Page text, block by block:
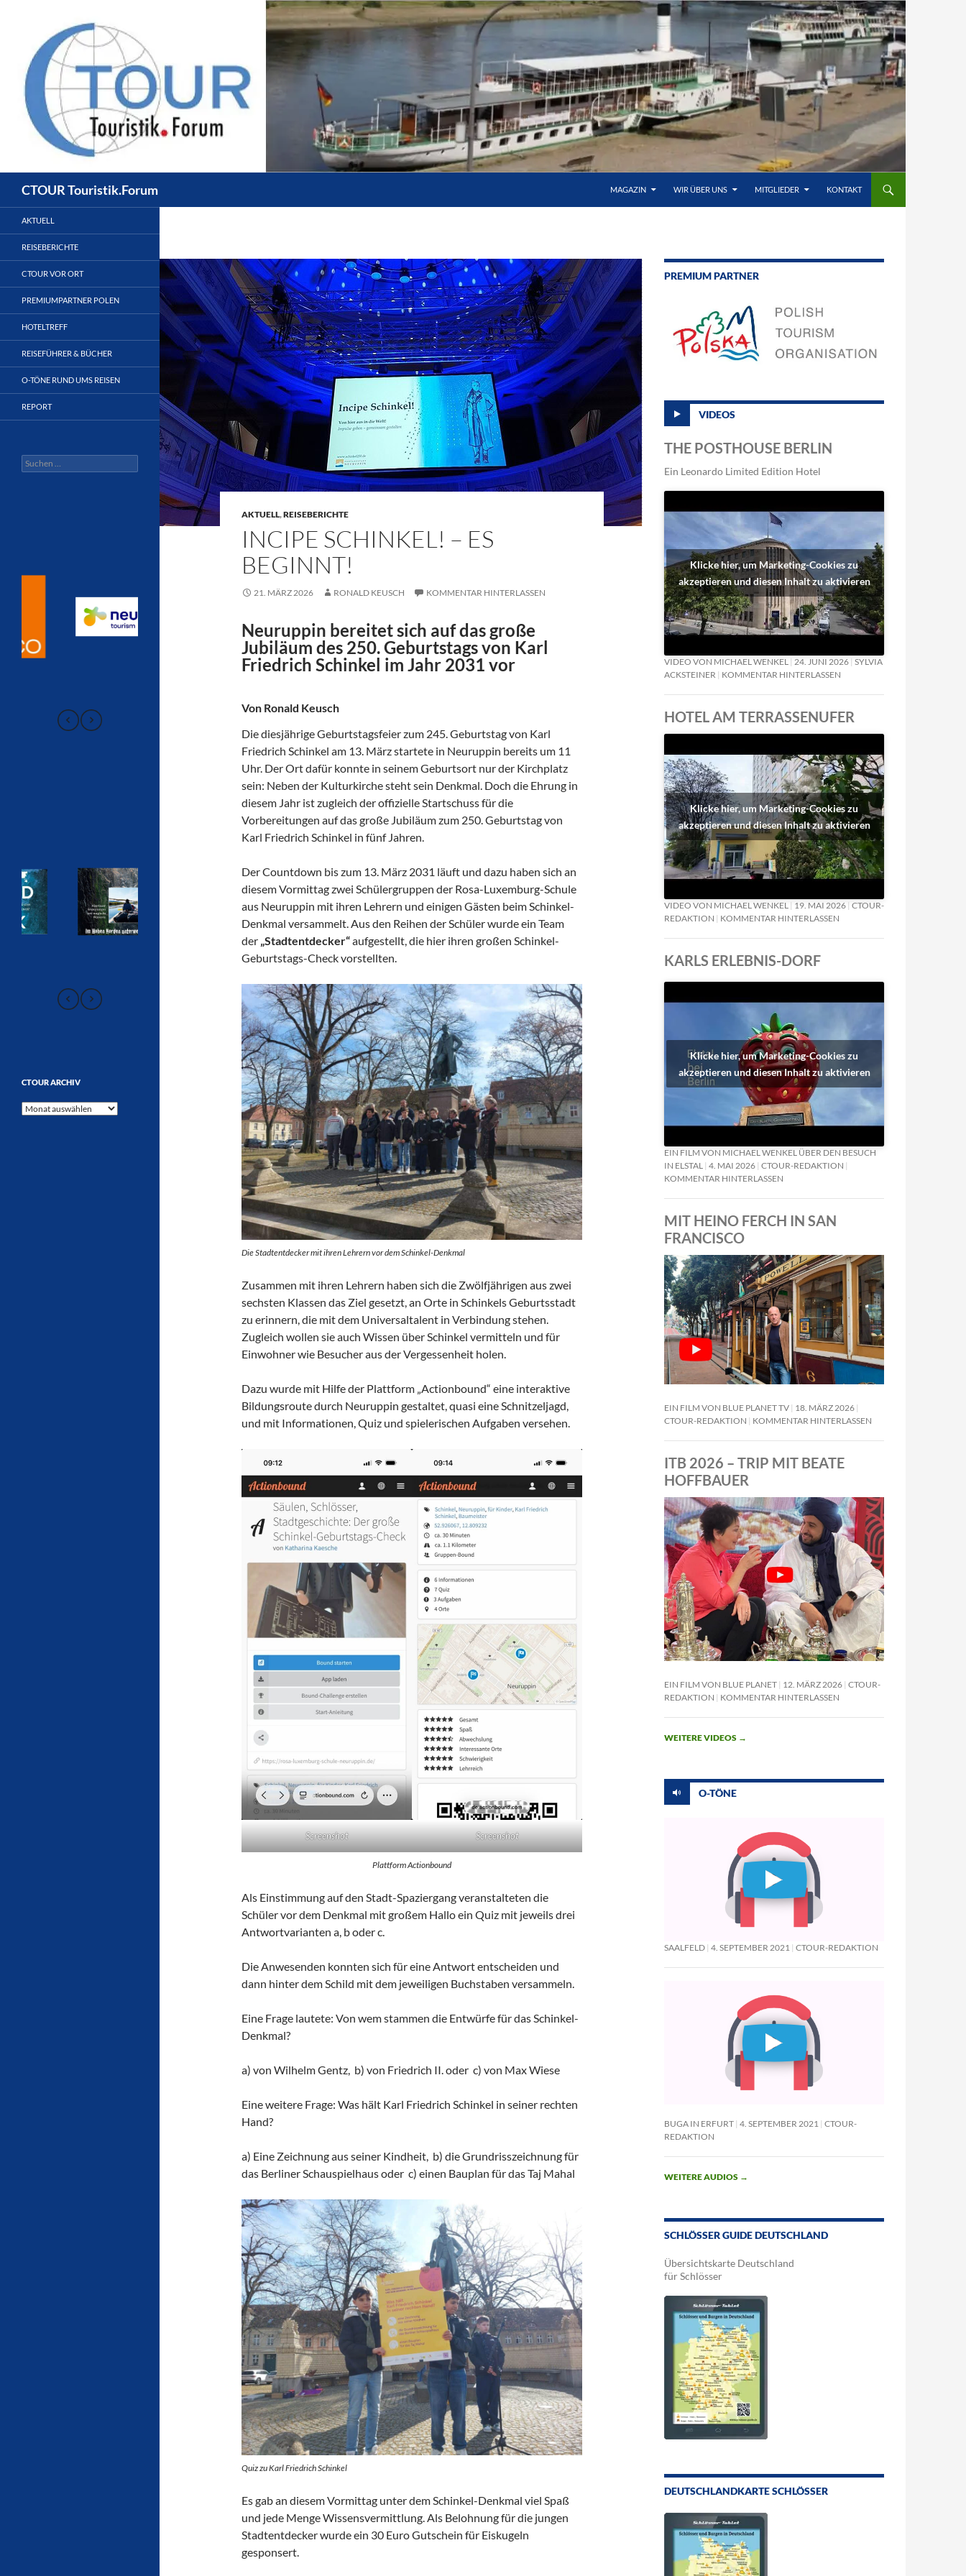
springen
CTOUR Touristik.Forum MAGAZIN WIR ÜBER UNS MITGLIEDER KONTAKT
AKTUELL,REISEBERICHTE
INCIPE SCHINKEL! – ES
BEGINNT!
21. MÄRZ 2026 RONALD KEUSCH KOMMENTAR HINTERLASSEN
Neuruppin bereitet sich auf das große
Jubiläum des 250. Geburtstags von Karl
Friedrich Schinkel im Jahr 2031 vor
Von Ronald Keusch
Die diesjährige Geburtstagsfeier zum 245. Geburtstag von Karl
Friedrich Schinkel am 13. März startete in Neuruppin bereits um 11
Uhr. Der Ort dafür konnte in seinem Geburtsort nur der Kirchplatz
sein: Neben der Kulturkirche steht sein Denkmal. Doch die Ehrung in
diesem Jahr ist zugleich der offizielle Startschuss für die
Vorbereitungen auf das große Jubiläum zum 250. Geburtstag von
Karl Friedrich Schinkel in fünf Jahren.
Der Countdown bis zum 13. März 2031 läuft und dazu haben sich an
diesem Vormittag zwei Schülergruppen der Rosa-Luxemburg-Schule
aus Neuruppin mit ihren Lehrern und einigen Gästen beim Schinkel-
Denkmal versammelt. Aus den Reihen der Schüler wurde ein Team
der „Stadtentdecker“aufgestellt, die hier ihren großen Schinkel-
Geburtstags-Check vorstellten.
Die Stadtentdecker mit ihren Lehrern vor dem Schinkel-Denkmal
Zusammen mit ihren Lehrern haben sich die Zwölfjährigen aus zwei
sechsten Klassen das Ziel gesetzt, an Orte in Schinkels Geburtsstadt
zu erinnern, die mit dem Universaltalent in Verbindung stehen.
Zugleich wollen sie auch Wissen über Schinkel vermitteln und für
Einwohner wie Besucher aus der Vergessenheit holen.
Dazu wurde mit Hilfe der Plattform „Actionbound“ eine interaktive
Bildungsroute durch Neuruppin gestaltet, quasi eine Schnitzeljagd,
und mit Informationen, Quiz und spielerischen Aufgaben versehen.
Screenshot Screenshot
Plattform Actionbound
Als Einstimmung auf den Stadt-Spaziergang veranstalteten die
Schüler vor dem Denkmal mit großem Hallo ein Quiz mit jeweils drei
Antwortvarianten a, b oder c.
Die Anwesenden konnten sich für eine Antwort entscheiden und
dann hinter dem Schild mit dem jeweiligen Buchstaben versammeln.
Eine Frage lautete: Von wem stammen die Entwürfe für das Schinkel-
Denkmal?
a) von Wilhelm Gentz, b) von Friedrich II. oder c) von Max Wiese
Eine weitere Frage: Was hält Karl Friedrich Schinkel in seiner rechten
Hand?
a) Eine Zeichnung aus seiner Kindheit, b) die Grundrisszeichnung für
das Berliner Schauspielhaus oder c) einen Bauplan für das Taj Mahal
Quiz zu Karl Friedrich Schinkel
Es gab an diesem Vormittag unter dem Schinkel-Denkmal viel Spaß
und jede Menge Wissensvermittlung. Als Belohnung für die jungen
Stadtentdecker wurde ein 30 Euro Gutschein für Eiskugeln
gesponsert.
PREMIUM PARTNER
VIDEOS
THE POSTHOUSE BERLIN
Ein Leonardo Limited Edition Hotel
Klicke hier, um Marketing-Cookies zu
akzeptieren und diesen Inhalt zu aktivieren
VIDEO VON MICHAEL WENKEL 24. JUNI 2026 SYLVIA
ACKSTEINER
KOMMENTAR HINTERLASSEN
HOTEL AM TERRASSENUFER
Klicke hier, um Marketing-Cookies zu
akzeptieren und diesen Inhalt zu aktivieren
VIDEO VON MICHAEL WENKEL 19. MAI 2026 CTOUR-
REDAKTION
KOMMENTAR HINTERLASSEN
KARLS ERLEBNIS-DORF
Klicke hier, um Marketing-Cookies zu
akzeptieren und diesen Inhalt zu aktivieren
EIN FILM VON MICHAEL WENKEL ÜBER DEN BESUCH
IN ELSTAL 4. MAI 2026 CTOUR-REDAKTION
KOMMENTAR HINTERLASSEN
MIT HEINO FERCH IN SAN
FRANCISCO
EIN FILM VON BLUE PLANET TV 18. MÄRZ 2026
CTOUR-REDAKTION
KOMMENTAR HINTERLASSEN
ITB 2026 – TRIP MIT BEATE
HOFFBAUER
EIN FILM VON BLUE PLANET 12. MÄRZ 2026 CTOUR-
REDAKTION
KOMMENTAR HINTERLASSEN
WEITERE VIDEOS →
O-TÖNE
SAALFELD 4. SEPTEMBER 2021 CTOUR-REDAKTION
BUGA IN ERFURT 4. SEPTEMBER 2021
CTOUR-
REDAKTION
WEITERE AUDIOS →
SCHLÖSSER GUIDE DEUTSCHLAND
Übersichtskarte Deutschland
für Schlösser
DEUTSCHLANDKARTE SCHLÖSSER
AKTUELL
REISEBERICHTE
CTOUR VOR ORT
PREMIUMPARTNER POLEN
HOTELTREFF
REISEFÜHRER & BÜCHER
O-TÖNE RUND UMS REISEN
REPORT
Suchen
nach:
CTOUR ARCHIV
CTOUR